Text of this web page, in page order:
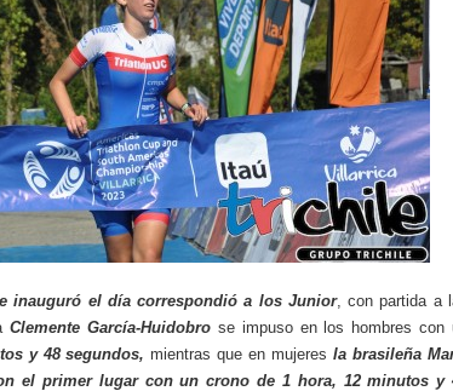
inauguró el día correspondió a los Junior, con partida a
Clemente García-Huidobro se impuso en los hombres con
y 48 segundos,mientras que en mujeresla brasileña
el primer lugar con un crono de 1 hora, 12 minutos y